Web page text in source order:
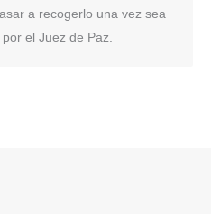
a recogerlo una vez sea
el Juez de Paz.